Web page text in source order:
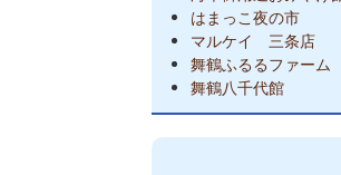
はまっこ夜の市
マルケイ 三条店
舞鶴ふるるファーム
舞鶴八千代館